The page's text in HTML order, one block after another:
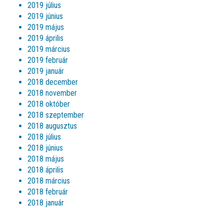
2019 július
2019 június
2019 május
2019 április
2019 március
2019 február
2019 január
2018 december
2018 november
2018 október
2018 szeptember
2018 augusztus
2018 július
2018 június
2018 május
2018 április
2018 március
2018 február
2018 január